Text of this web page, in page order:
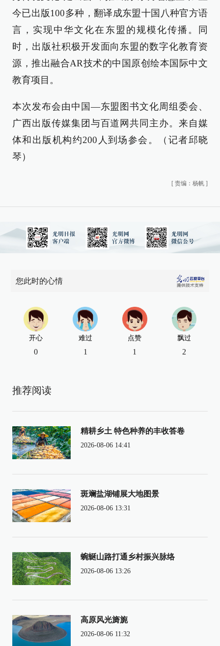
今已出版100多种，翻译成东盟十国八种官方语
言，实现中华文化在东盟的规模化传播。同
时，出版社积极开发面向东盟的数字化教育资
源，推出融合AR技术的中国原创绘本国际中文
教育项目。
本次发布会由中国—东盟图书文化周组委会、
广西出版传媒集团与百道网共同主办。来自媒
体和出版机构约200人到场参会。（记者邱晓
琴）
[ 责编：杨帆 ]
您此时的心情
开心
0
难过
1
点赞
1
飘过
2
推荐阅读
精耕乡土 特色种养的丰收答卷
2026-08-06 14:41
斑斓盐湖铺展大地图景
2026-08-06 13:31
蜿蜒山路打通乡村振兴脉络
2026-08-06 13:26
高原风光旖旎
2026-08-06 11:32